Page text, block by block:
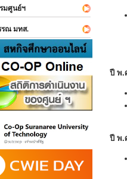
ศูนย์ฯ
ณ มทส.
ปี พ.
ปี พ